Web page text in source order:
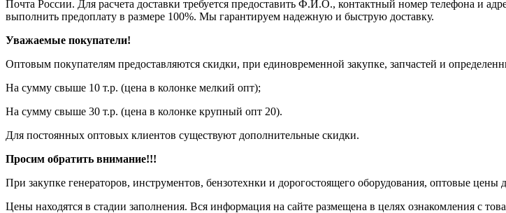
Почта России. Для расчета доставки требуется предоставить Ф.И.О., контактный номер телефона и
выполнить предоплату в размере 100%. Мы гарантируем надежную и быструю доставку.
Уважаемые покупатели!
Оптовым покупателям предоставляются скидки, при единовременной закупке, запчастей и
На сумму свыше 10 т.р. (цена в колонке мелкий опт);
На сумму свыше 30 т.р. (цена в колонке крупный опт 20).
Для постоянных оптовых клиентов существуют дополнительные скидки.
Просим обратить внимание!!!
При закупке генераторов, инструментов, бензотехнки и дорогостоящего оборудования, оптовые цены
Цены находятся в стадии заполнения. Вся информация на сайте размещена в целях ознакомления с